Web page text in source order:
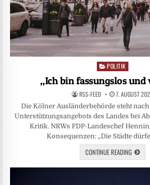
Posted
POLITIK
„Ich bin fassungslos und
RSS-FEED 7. AUGUST
Die Kölner Ausländerbehörde steht
Unterstützungsangebots des Landes bei
Kritik. NRWs FDP-Landeschef
Konsequenzen: „Die Städte
CONTINUE READING